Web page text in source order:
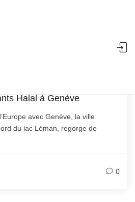
Halal à Genève
avec Genève, la ville
du lac Léman, regorge de
0